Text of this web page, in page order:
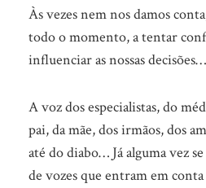
Dê
ouvidos
a
quem
de
direito!
Às vezes nem nos damos
todo o momento, a tentar
influenciar as nossas decisões…
A voz dos especialistas, do
pai, da mãe, dos irmãos, dos
até do diabo… Já alguma vez
de vozes que entram em